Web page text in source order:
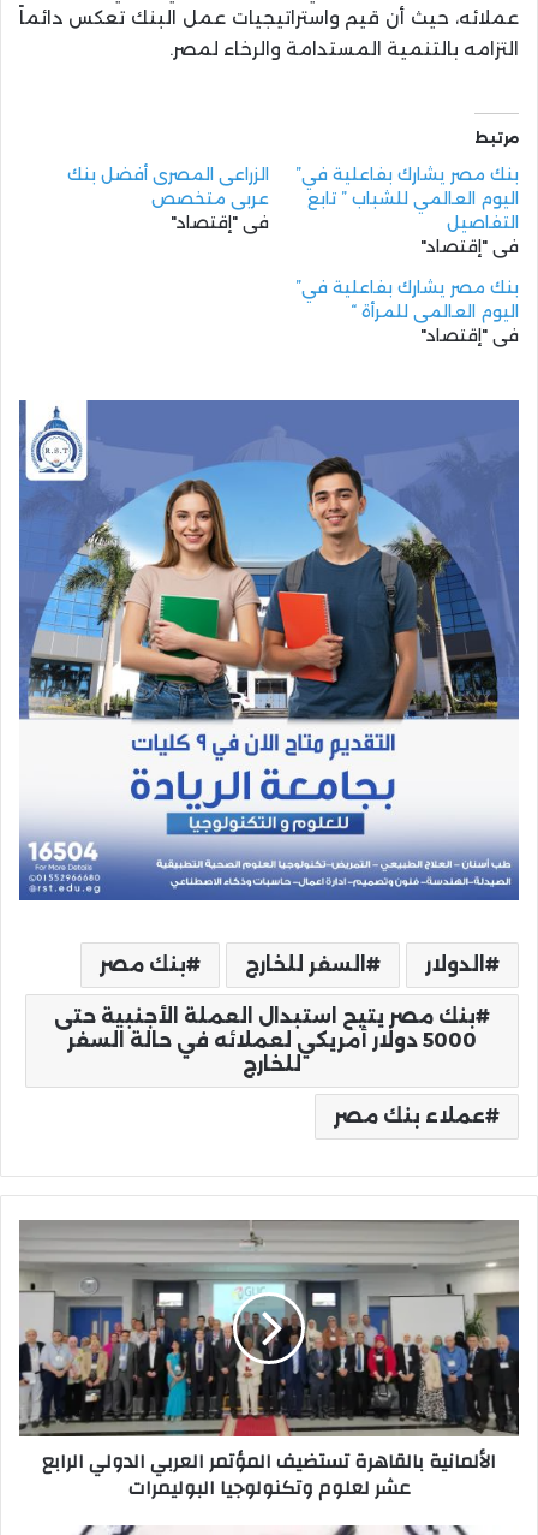
عملائه، حيث أن قيم واستراتيجيات عمل البنك تعكس دائماً
التزامه بالتنمية المستدامة والرخاء لمصر.
مرتبط
بنك مصر يشارك بفاعلية في”
اليوم العالمي للشباب ” تابع
التفاصيل
في "إقتصاد"
الزراعى المصرى أفضل بنك
عربى متخصص
في "إقتصاد"
بنك مصر يشارك بفاعلية في”
اليوم العالمي للمرأة “
في "إقتصاد"
الدولار السفر للخارج بنك مصر
بنك مصر يتيح استبدال العملة الأجنبية حتى
5000 دولار أمريكي لعملائه في حالة السفر
للخارج
عملاء بنك مصر
بالقاهرة
تستضيف
المؤتمر
العربي
الدولي
الرابع
عشر
لعلوم
وتكنولوجيا
الألمانية بالقاهرة تستضيف المؤتمر العربي الدولي الرابع
عشر لعلوم وتكنولوجيا البوليمرات